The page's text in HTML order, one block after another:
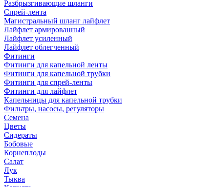
Разбрызгивающие шланги
Спрей-лента
Магистральный шланг лайфлет
Лайфлет армированный
Лайфлет усиленный
Лайфлет облегченный
Фитинги
Фитинги для капельной ленты
Фитинги для капельной трубки
Фитинги для спрей-ленты
Фитинги для лайфлет
Капельницы для капельной трубки
Фильтры, насосы, регуляторы
Семена
Цветы
Сидераты
Бобовые
Корнеплоды
Салат
Лук
Тыква